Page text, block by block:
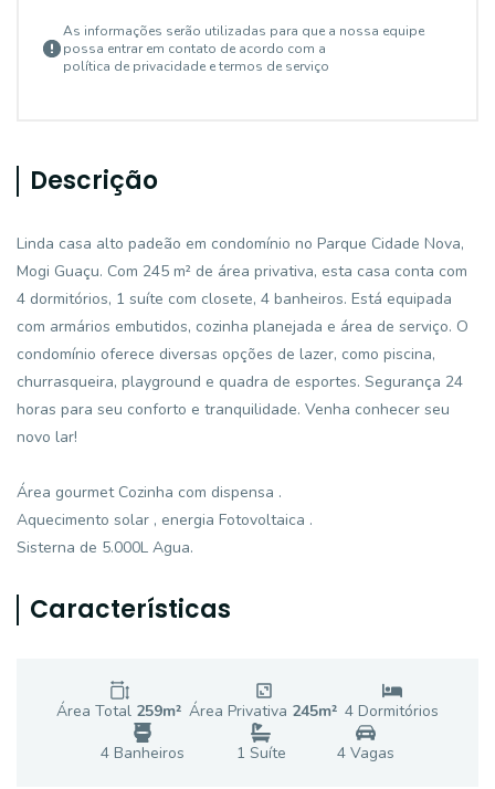
As informações serão utilizadas para que a nossa equipe
possa entrar em contato de acordo com a
política de privacidade e termos de serviço
Descrição
Linda casa alto padeão em condomínio no Parque Cidade Nova,
Mogi Guaçu. Com 245 m² de área privativa, esta casa conta com
4 dormitórios, 1 suíte com closete, 4 banheiros. Está equipada
com armários embutidos, cozinha planejada e área de serviço. O
condomínio oferece diversas opções de lazer, como piscina,
churrasqueira, playground e quadra de esportes. Segurança 24
horas para seu conforto e tranquilidade. Venha conhecer seu
novo lar!
Área gourmet Cozinha com dispensa .
Aquecimento solar , energia Fotovoltaica .
Sisterna de 5.000L Agua.
Características
Área Total 259m² Área Privativa 245m² 4 Dormitórios
4 Banheiros 1 Suíte 4Vagas